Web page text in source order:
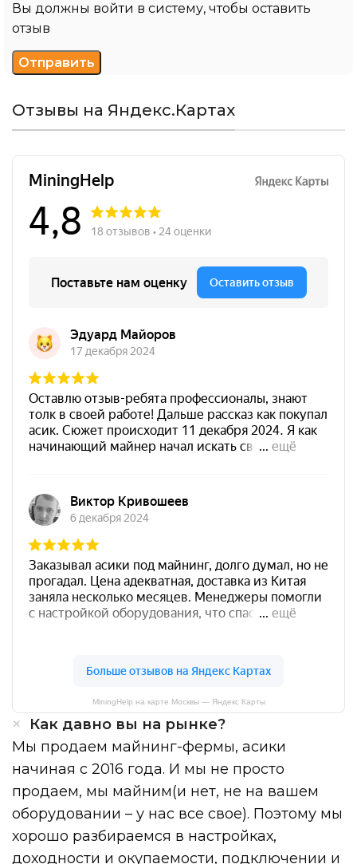
Вы должны войти в систему, чтобы оставить
отзыв
Отзывы на Яндекс.Картах
MiningHelp на карте Москвы — Яндекс Карты
Как давно вы на рынке?
Мы продаем майнинг-фермы, асики
начиная с 2016 года. И мы не просто
продаем, мы майним(и нет, не на вашем
оборудовании – у нас все свое). Поэтому мы
хорошо разбираемся в настройках,
доходности и окупаемости, подключении и